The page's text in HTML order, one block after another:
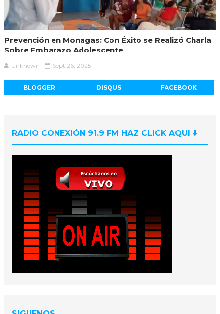
Prevención en Monagas: Con Éxito se Realizó Charla
Sobre Embarazo Adolescente
Unknown Sept 26, 2025
BLOGGER DISQUS FACEBOOK
RADIO CONEXIÓN 91.9 FM HAZ CLICK AQUI ⬇️